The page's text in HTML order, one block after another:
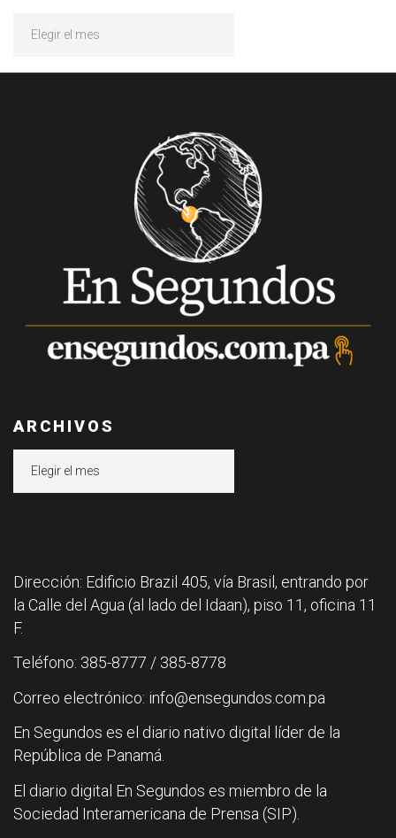
ARCHIVOS
Dirección: Edificio Brazil 405, vía Brasil, entrando por
la Calle del Agua (al lado del Idaan), piso 11, oficina 11
F.
Teléfono: 385-8777 / 385-8778
Correo electrónico: info@ensegundos.com.pa
En Segundos es el diario nativo digital líder de la
República de Panamá.
El diario digital En Segundos es miembro de la
Sociedad Interamericana de Prensa (SIP).